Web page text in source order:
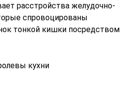
расстройства желудочно-
спровоцированы
тонкой кишки посредством